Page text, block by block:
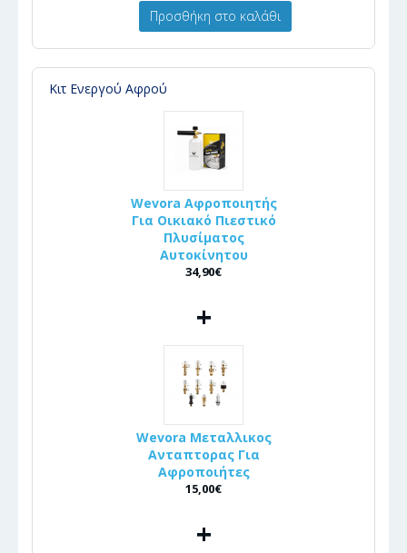
Προσθήκη στο καλάθι
Κιτ Ενεργού Αφρού
Wevora Αφροποιητής
Για Οικιακό Πιεστικό
Πλυσίματος
Αυτοκίνητου
34,90€
+
Wevora Μεταλλικος
Ανταπτορας Για
Αφροποιήτες
15,00€
+